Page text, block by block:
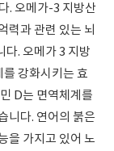
. 오메가-3 지방산
력과 관련 있는 뇌
다. 오메가 3 지방
강화시키는 효
D는 면역체계를
니다. 연어의 붉은
을 가지고 있어 노